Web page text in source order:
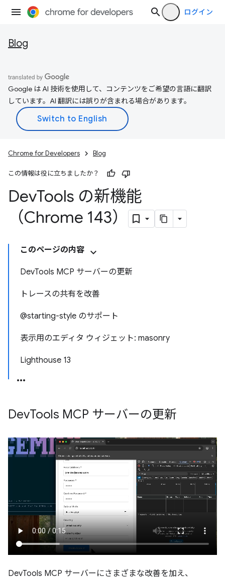
ログイン
Blog
Google は AI 技術を使用して、コンテンツをご希望の言語に翻訳
しています。AI 翻訳には誤りが含まれる場合があります。
Chrome for Developers Blog
この情報は役に立ちましたか？
DevTools の新機能
（Chrome 143）
このページの内容
DevTools MCP サーバーの更新
トレースの共有を改善
@starting-style のサポート
表示用のエディタ ウィジェット: masonry
Lighthouse 13
DevTools MCP サーバーの更新
DevTools MCP サーバーにさまざまな改善を加え、